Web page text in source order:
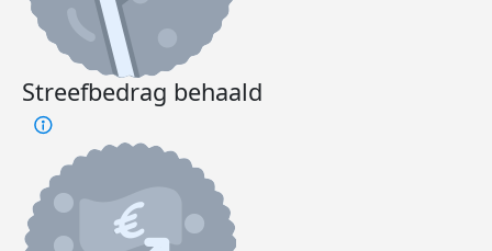
Streefbedrag behaald